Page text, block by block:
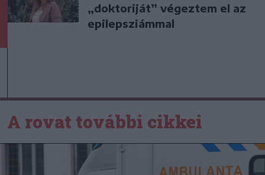
„doktoriját” végeztem el az
epilepsziámmal
A rovat további cikkei